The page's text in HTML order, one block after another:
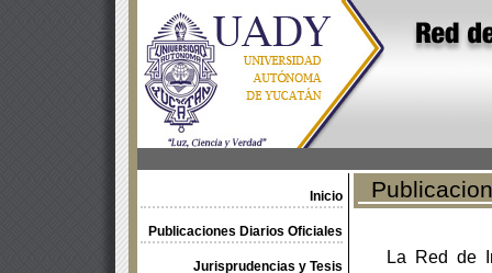
Inicio
Publicaciones Diarios Oficiales
Jurisprudencias y Tesis
La Red de